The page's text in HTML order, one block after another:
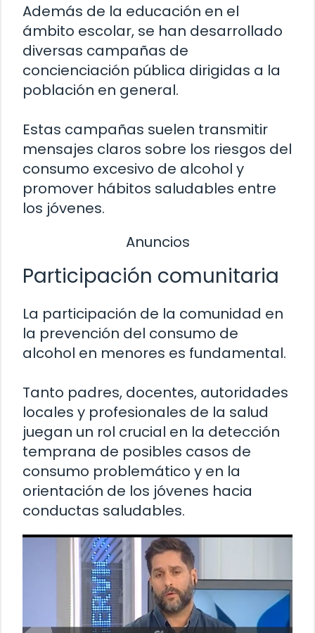
Además de la educación en el
ámbito escolar, se han desarrollado
diversas campañas de
concienciación pública dirigidas a la
población en general.
Estas campañas suelen transmitir
mensajes claros sobre los riesgos del
consumo excesivo de alcohol y
promover hábitos saludables entre
los jóvenes.
Anuncios
Participación comunitaria
La participación de la comunidad en
la prevención del consumo de
alcohol en menores es fundamental.
Tanto padres, docentes, autoridades
locales y profesionales de la salud
juegan un rol crucial en la detección
temprana de posibles casos de
consumo problemático y en la
orientación de los jóvenes hacia
conductas saludables.